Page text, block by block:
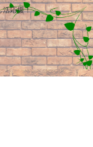
活応援！